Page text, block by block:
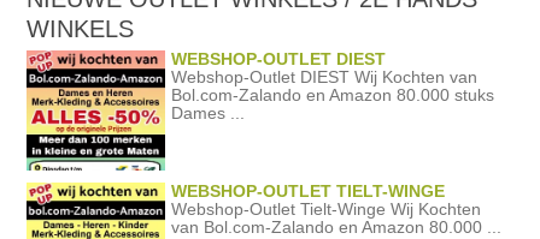
WINKELS
WEBSHOP-OUTLET DIEST
Webshop-Outlet DIEST Wij Kochten van
Bol.com-Zalando en Amazon 80.000 stuks
Dames ...
WEBSHOP-OUTLET TIELT-WINGE
Webshop-Outlet Tielt-Winge Wij Kochten
van Bol.com-Zalando en Amazon 80.000 ...